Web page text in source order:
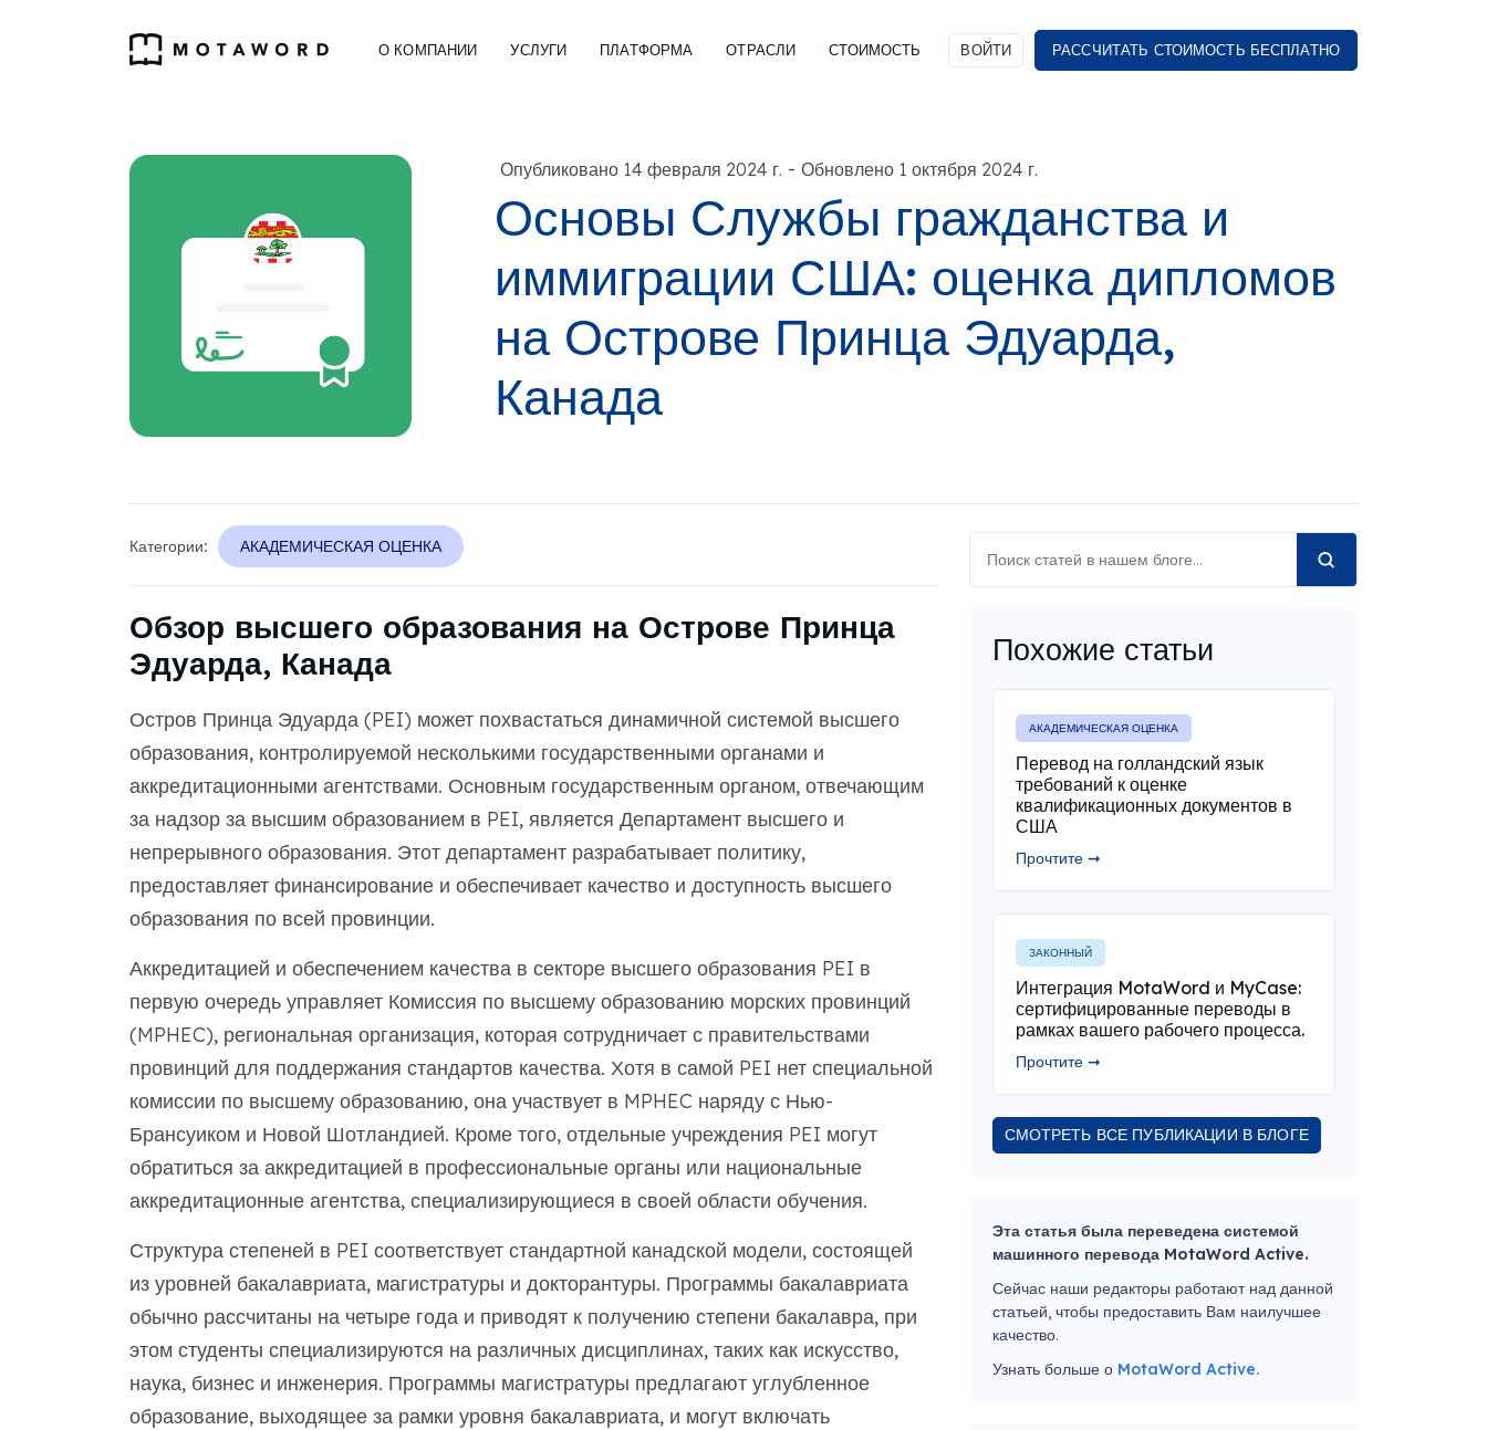
О КОМПАНИИ УСЛУГИ ПЛАТФОРМА ОТРАСЛИ СТОИМОСТЬ ВОЙТИ РАССЧИТАТЬ СТОИМОСТЬ БЕСПЛАТНО
Опубликовано 14 февраля 2024 г. - Обновлено 1 октября 2024 г.
Основы Службы гражданства и
иммиграции США: оценка дипломов
на Острове Принца Эдуарда,
Канада
Категории: АКАДЕМИЧЕСКАЯ ОЦЕНКА
Обзор высшего образования на Острове Принца
Эдуарда, Канада
Остров Принца Эдуарда (PEI) может похвастаться динамичной системой высшего
образования, контролируемой несколькими государственными органами и
аккредитационными агентствами. Основным государственным органом, отвечающим
за надзор за высшим образованием в PEI, является Департамент высшего и
непрерывного образования. Этот департамент разрабатывает политику,
предоставляет финансирование и обеспечивает качество и доступность высшего
образования по всей провинции.
Аккредитацией и обеспечением качества в секторе высшего образования PEI в
первую очередь управляет Комиссия по высшему образованию морских провинций
(MPHEC), региональная организация, которая сотрудничает с правительствами
провинций для поддержания стандартов качества. Хотя в самой PEI нет специальной
комиссии по высшему образованию, она участвует в MPHEC наряду с Нью-
Брансуиком и Новой Шотландией. Кроме того, отдельные учреждения PEI могут
обратиться за аккредитацией в профессиональные органы или национальные
аккредитационные агентства, специализирующиеся в своей области обучения.
Структура степеней в PEI соответствует стандартной канадской модели, состоящей
из уровней бакалавриата, магистратуры и докторантуры. Программы бакалавриата
обычно рассчитаны на четыре года и приводят к получению степени бакалавра, при
этом студенты специализируются на различных дисциплинах, таких как искусство,
наука, бизнес и инженерия. Программы магистратуры предлагают углубленное
образование, выходящее за рамки уровня бакалавриата, и могут включать
Похожие статьи
АКАДЕМИЧЕСКАЯ ОЦЕНКА
Перевод на голландский язык
требований к оценке
квалификационных документов в
США
Прочтите ➞
ЗАКОННЫЙ
Интеграция MotaWord и MyCase:
сертифицированные переводы в
рамках вашего рабочего процесса.
Прочтите ➞
СМОТРЕТЬ ВСЕ ПУБЛИКАЦИИ В БЛОГЕ
Эта статья была переведена системой
машинного перевода MotaWord Active.
Сейчас наши редакторы работают над данной
статьей, чтобы предоставить Вам наилучшее
качество.
Узнать больше о MotaWord Active.